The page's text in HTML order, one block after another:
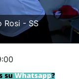
Rosi - SS